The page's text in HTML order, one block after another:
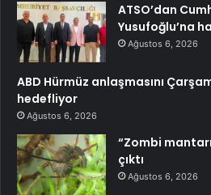
ATSO’dan
Yusufoğlu’na
Ağustos 6, 2026
ABD Hürmüz anlaşmasını
hedefliyor
Ağustos 6, 2026
“Zombi
çıktı
Ağustos 6, 2026